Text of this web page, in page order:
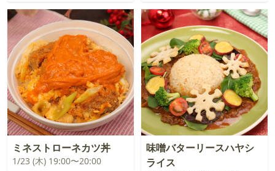
ミネストローネカツ丼
1/23 (木) 19:00〜20:00
味噌バターリースハヤシ
ライス